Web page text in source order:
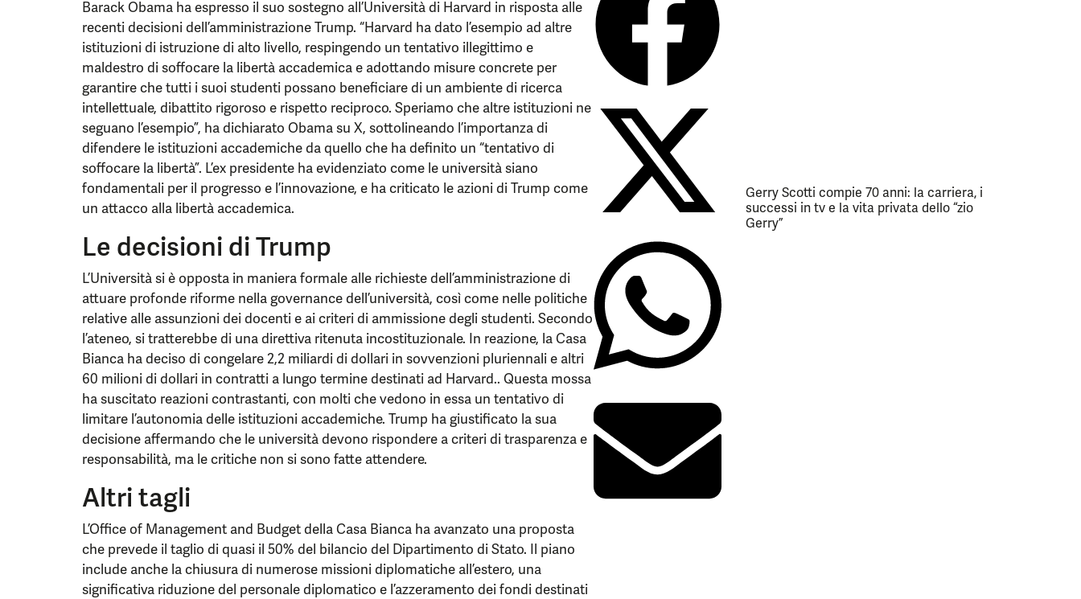
Barack Obama ha espresso il suo sostegno all’Università di Harvard in risposta alle
recenti decisioni dell’amministrazione Trump. “Harvard ha dato l’esempio ad altre
istituzioni di istruzione di alto livello, respingendo un tentativo illegittimo e
maldestro di soffocare la libertà accademica e adottando misure concrete per
garantire che tutti i suoi studenti possano beneficiare di un ambiente di ricerca
intellettuale, dibattito rigoroso e rispetto reciproco. Speriamo che altre istituzioni ne
seguano l’esempio”, ha dichiarato Obama su X, sottolineando l’importanza di
difendere le istituzioni accademiche da quello che ha definito un “tentativo di
soffocare la libertà”. L’ex presidente ha evidenziato come le università siano
fondamentali per il progresso e l’innovazione, e ha criticato le azioni di Trump come
un attacco alla libertà accademica.
Le decisioni di Trump
L’Università si è opposta in maniera formale alle richieste dell’amministrazione di
attuare profonde riforme nella governance dell’università, così come nelle politiche
relative alle assunzioni dei docenti e ai criteri di ammissione degli studenti. Secondo
l’ateneo, si tratterebbe di una direttiva ritenuta incostituzionale. In reazione, la Casa
Bianca ha deciso di congelare 2,2 miliardi di dollari in sovvenzioni pluriennali e altri
60 milioni di dollari in contratti a lungo termine destinati ad Harvard.. Questa mossa
ha suscitato reazioni contrastanti, con molti che vedono in essa un tentativo di
limitare l’autonomia delle istituzioni accademiche. Trump ha giustificato la sua
decisione affermando che le università devono rispondere a criteri di trasparenza e
responsabilità, ma le critiche non si sono fatte attendere.
Altri tagli
L’Office of Management and Budget della Casa Bianca ha avanzato una proposta
che prevede il taglio di quasi il 50% del bilancio del Dipartimento di Stato. Il piano
include anche la chiusura di numerose missioni diplomatiche all’estero, una
significativa riduzione del personale diplomatico e l’azzeramento dei fondi destinati
Gerry Scotti compie 70 anni: la carriera, i
successi in tv e la vita privata dello “zio
Gerry”